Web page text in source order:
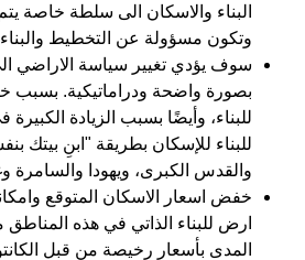
البناء والاسكان الى سلطة خاصة
وتكون مسؤولة عن التخطيط
سوف يؤدي تغيير سياسة الاراضي
بصورة واضحة ودراماتيكية. بسبب
للبناء، وأيضًا بسبب الزيادة
للبناء للإسكان بطريقة "ابنِ بيتك
والقدس الكبرى، ويهودا والسامرة
خفض اسعار الاسكان المتوقع
ارض للبناء الذاتي في هذه
المدى بأسعار رخيصة من قبل